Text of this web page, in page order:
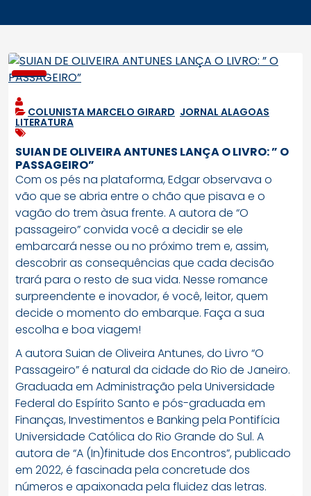
COLUNISTA MARCELO GIRARD JORNAL ALAGOAS
LITERATURA
SUIAN DE OLIVEIRA ANTUNES LANÇA O LIVRO: ” O
PASSAGEIRO”
Com os pés na plataforma, Edgar observava o
vão que se abria entre o chão que pisava e o
vagão do trem àsua frente. A autora de “O
passageiro” convida você a decidir se ele
embarcará nesse ou no próximo trem e, assim,
descobrir as consequências que cada decisão
trará para o resto de sua vida. Nesse romance
surpreendente e inovador, é você, leitor, quem
decide o momento do embarque. Faça a sua
escolha e boa viagem!
A autora Suian de Oliveira Antunes, do Livro “O
Passageiro” é natural da cidade do Rio de Janeiro.
Graduada em Administração pela Universidade
Federal do Espírito Santo e pós-graduada em
Finanças, Investimentos e Banking pela Pontifícia
Universidade Católica do Rio Grande do Sul. A
autora de “A (In)finitude dos Encontros”, publicado
em 2022, é fascinada pela concretude dos
números e apaixonada pela fluidez das letras.